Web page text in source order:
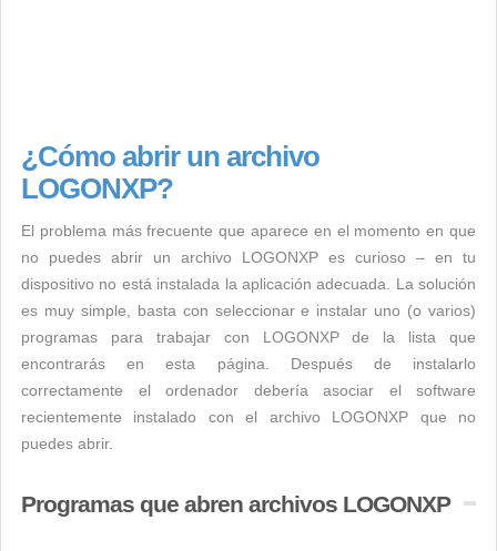
¿Cómo abrir un archivo
LOGONXP?
El problema más frecuente que aparece en el momento en que
no puedes abrir un archivo LOGONXP es curioso – en tu
dispositivo no está instalada la aplicación adecuada. La solución
es muy simple, basta con seleccionar e instalar uno (o varios)
programas para trabajar con LOGONXP de la lista que
encontrarás en esta página. Después de instalarlo
correctamente el ordenador debería asociar el software
recientemente instalado con el archivo LOGONXP que no
puedes abrir.
Programas que abren archivos LOGONXP